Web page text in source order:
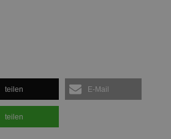
teilen E-Mail
teilen